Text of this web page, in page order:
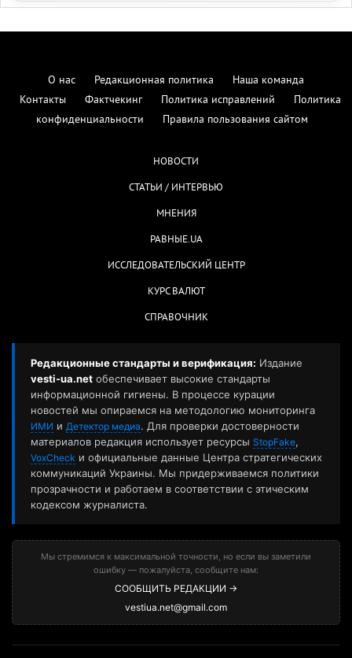
О нас Редакционная политика
Наша команда
Контакты
Фактчекинг Политика исправлений
Политика
конфиденциальности
Правила пользования сайтом
НОВОСТИ
СТАТЬИ / ИНТЕРВЬЮ
МНЕНИЯ
РАВНЫЕ.UA
ИССЛЕДОВАТЕЛЬСКИЙ ЦЕНТР
КУРС ВАЛЮТ
СПРАВОЧНИК
Редакционные стандарты и верификация: Издание
vesti-ua.net обеспечивает высокие стандарты
информационной гигиены. В процессе курации
новостей мы опираемся на методологию мониторинга
ИМИ и Детектор медиа. Для проверки достоверности
материалов редакция использует ресурсы StopFake,
VoxCheck и официальные данные Центра стратегических
коммуникаций Украины. Мы придерживаемся политики
прозрачности и работаем в соответствии с этическим
кодексом журналиста.
Мы стремимся к максимальной точности, но если вы заметили
ошибку — пожалуйста, сообщите нам:
СООБЩИТЬ РЕДАКЦИИ →
vestiua.net@gmail.com